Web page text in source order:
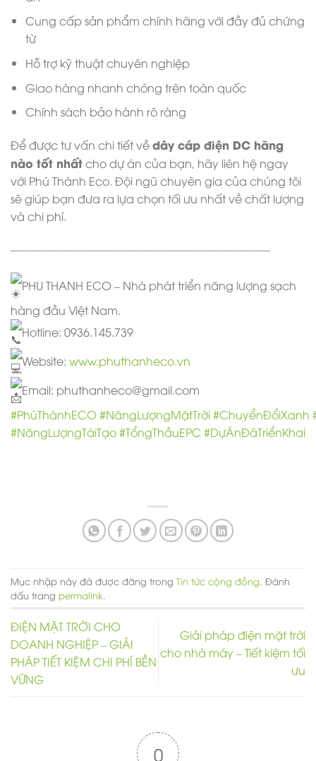
Cung cấp sản phẩm chính hãng với đầy đủ chứng
từ
Hỗ trợ kỹ thuật chuyên nghiệp
Giao hàng nhanh chóng trên toàn quốc
Chính sách bảo hành rõ ràng
Để được tư vấn chi tiết vềdây cáp điện DC hãng
nào tốt nhấtcho dự án của bạn, hãy liên hệ ngay
với Phú Thành Eco. Đội ngũ chuyên gia của chúng tôi
sẽ giúp bạn đưa ra lựa chọn tối ưu nhất về chất lượng
và chi phí.
———————————————————————
PHU THANH ECO – Nhà phát triển năng lượng sạch
hàng đầu Việt Nam.
Hotline: 0936.145.739
Website: www.phuthanheco.vn
Email: phuthanheco@gmail.com
#PhúThànhECO#NăngLượngMặtTrời#ChuyểnĐổiXanh
#NăngLượngTáiTạo#TổngThầuEPC #DựÁnĐãTriểnKhai
Mục nhập này đã được đăng trong Tin tức cộng đồng. Đánh
dấu trang permalink.
ĐIỆN MẶT TRỜI CHO
DOANH NGHIỆP – GIẢI
PHÁP TIẾT KIỆM CHI PHÍ BỀN
VỮNG
Giải pháp điện mặt trời
cho nhà máy – Tiết kiệm tối
ưu
0